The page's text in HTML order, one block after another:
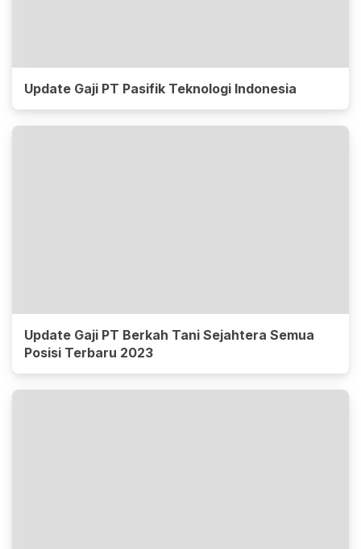
Update Gaji PT Pasifik Teknologi Indonesia
Update Gaji PT Berkah Tani Sejahtera Semua
Posisi Terbaru 2023